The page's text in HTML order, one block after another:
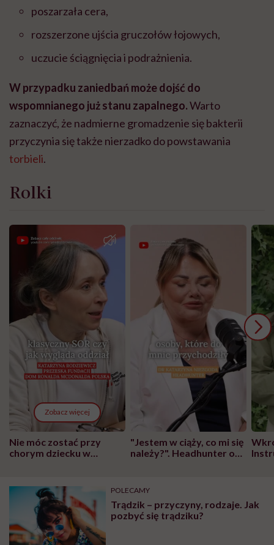
poszarzała cera,
rozszerzone ujścia gruczołów łojowych,
uczucie ściągnięcia i podrażnienia.
W przypadku zaniedbań może dojść do
wspomnianego już stanu zapalnego.Warto
zaznaczyć, że nadmierne gromadzenie się bakterii
przyczynia się także nierzadko do powstawania
torbieli.
Rolki
Zobacz więcej
Nie móc zostać przy
chorym dziecku w
może chyba tylko
głupota i brak
wyobraźni"
"Jestem w ciąży, co mi się
należy?". Headhunter o
pracy
POLECAMY
Trądzik – przyczyny, rodzaje. Jak
pozbyć się trądziku?